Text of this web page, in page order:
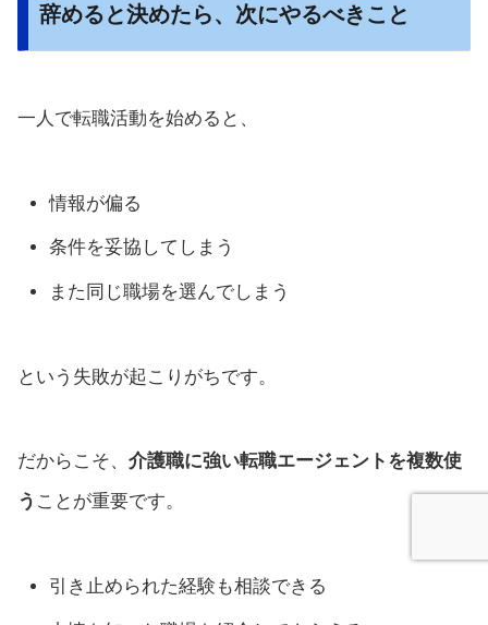
辞めると決めたら、次にやるべきこと
一人で転職活動を始めると、
情報が偏る
条件を妥協してしまう
また同じ職場を選んでしまう
という失敗が起こりがちです。
だからこそ、 介護職に強い転職エージェントを複数使
う ことが重要です。
引き止められた経験も相談できる